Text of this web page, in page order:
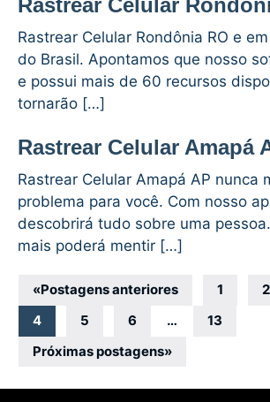
Rastrear Celular
Rastrear Celular Rondônia RO e
do Brasil. Apontamos que nosso
e possui mais de 60 recursos
tornarão […]
Rastrear Celular Amapá
Rastrear Celular Amapá AP nunca
problema para você. Com nosso
descobrirá tudo sobre uma
mais poderá mentir […]
Navegação
por
posts
«Postagens anteriores 1 2
4
5 6 …
13
Próximas postagens»